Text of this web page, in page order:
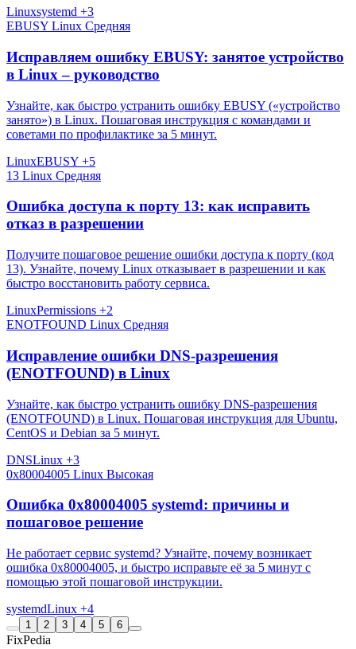
Linuxsystemd +3
EBUSY Linux Средняя
Исправляем ошибку EBUSY: занятое устройство
в Linux – руководство
Узнайте, как быстро устранить ошибку EBUSY («устройство
занято») в Linux. Пошаговая инструкция с командами и
советами по профилактике за 5 минут.
LinuxEBUSY +5
13 Linux Средняя
Ошибка доступа к порту 13: как исправить
отказ в разрешении
Получите пошаговое решение ошибки доступа к порту (код
13). Узнайте, почему Linux отказывает в разрешении и как
быстро восстановить работу сервиса.
LinuxPermissions +2
ENOTFOUND Linux Средняя
Исправление ошибки DNS-разрешения
(ENOTFOUND) в Linux
Узнайте, как быстро устранить ошибку DNS-разрешения
(ENOTFOUND) в Linux. Пошаговая инструкция для Ubuntu,
CentOS и Debian за 5 минут.
DNSLinux +3
0x80004005 Linux Высокая
Ошибка 0x80004005 systemd: причины и
пошаговое решение
Не работает сервис systemd? Узнайте, почему возникает
ошибка 0x80004005, и быстро исправьте её за 5 минут с
помощью этой пошаговой инструкции.
systemdLinux +4
1 2 3 4 5 6
FixPedia